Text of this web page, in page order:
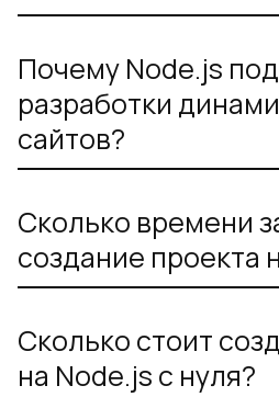
Почему Node.js
разработки
сайтов?
Сколько времени
создание проекта
Сколько стоит
на Node.js с нуля?